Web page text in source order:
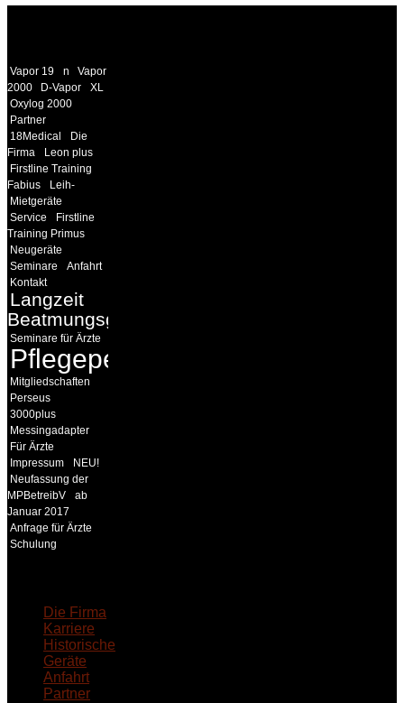
Vapor 19 n
Vapor
2000
D-Vapor
XL
Oxylog 2000
Partner
18Medical
Die
Firma
Leon plus
Firstline Training
Fabius
Leih-
Mietgeräte
Service
Firstline
Training Primus
Neugeräte
Seminare
Anfahrt
Kontakt
Langzeit
Beatmungsgeräte
Seminare für Ärzte
Pflegepersonal
Mitgliedschaften
Perseus
3000plus
Messingadapter
Für Ärzte
Impressum
NEU!
Neufassung der
MPBetreibV
ab
Januar 2017
Anfrage für Ärzte
Schulung
Die Firma
Karriere
Historische
Geräte
Anfahrt
Partner